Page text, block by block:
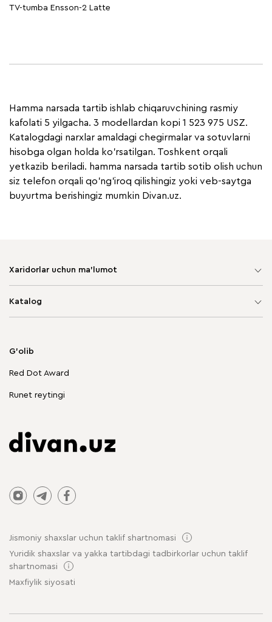
TV-tumba Ensson-2 Latte
Hamma narsada tartib ishlab chiqaruvchining rasmiy
kafolati 5 yilgacha. 3 modellardan kopi 1 523 975 USZ.
Katalogdagi narxlar amaldagi chegirmalar va sotuvlarni
hisobga olgan holda ko'rsatilgan. Toshkent orqali
yetkazib beriladi. hamma narsada tartib sotib olish uchun
siz telefon orqali qo'ng'iroq qilishingiz yoki veb-saytga
buyurtma berishingiz mumkin Divan.uz.
Xaridorlar uchun ma'lumot
Katalog
G'olib
Red Dot Award
Runet reytingi
Jismoniy shaxslar uchun taklif shartnomasi
Yuridik shaxslar va yakka tartibdagi tadbirkorlar uchun taklif
shartnomasi
Maxfiylik siyosati